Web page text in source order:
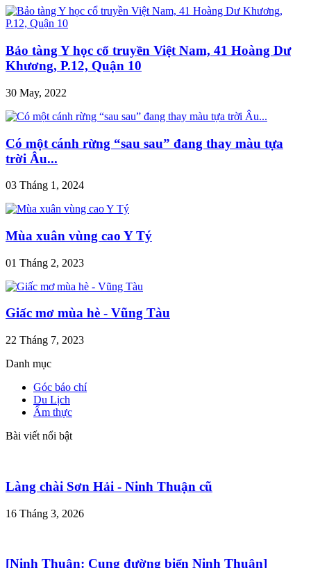
Bảo tàng Y học cổ truyền Việt Nam, 41 Hoàng Dư
Khương, P.12, Quận 10
30 May, 2022
Có một cánh rừng “sau sau” đang thay màu tựa
trời Âu...
03 Tháng 1, 2024
Mùa xuân vùng cao Y Tý
01 Tháng 2, 2023
Giấc mơ mùa hè - Vũng Tàu
22 Tháng 7, 2023
Danh mục
Góc báo chí
Du Lịch
Ẩm thực
Bài viết nổi bật
Làng chài Sơn Hải - Ninh Thuận cũ
16 Tháng 3, 2026
[Ninh Thuận: Cung đường biển Ninh Thuận]